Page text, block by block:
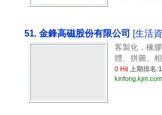
51. 金鋒高磁股份有限公司 [生活
客製化，橡
體、拼圖、
0 Hit 上期排名